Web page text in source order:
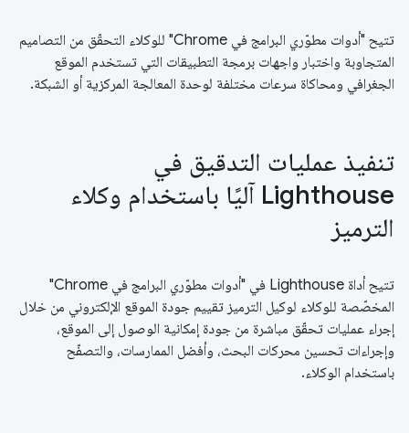
تتيح "أدوات مطوّري البرامج في Chrome" للوكلاء التحقّق من التصاميم
المتجاوبة واختبار واجهات برمجة التطبيقات التي تستخدم الموقع
الجغرافي ومحاكاة سرعات مختلفة لوحدة المعالجة المركزية أو الشبكة.
تنفيذ عمليات التدقيق في
Lighthouse آليًا باستخدام وكلاء
الترميز
تتيح أداة Lighthouse في "أدوات مطوّري البرامج في Chrome"
المخصّصة للوكلاء لوكيل الترميز تقييم جودة الموقع الإلكتروني من خلال
إجراء عمليات تحقّق مباشرة من جودة إمكانية الوصول إلى الموقع،
وإجراءات تحسين محركات البحث، وأفضل الممارسات، والتصفّح
باستخدام الوكلاء.